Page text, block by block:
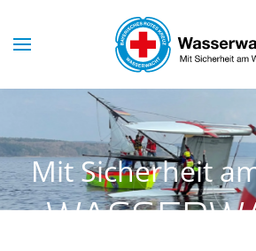
Skip to main content
Mit Sicherheit